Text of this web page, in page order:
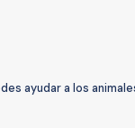
ayudar a los